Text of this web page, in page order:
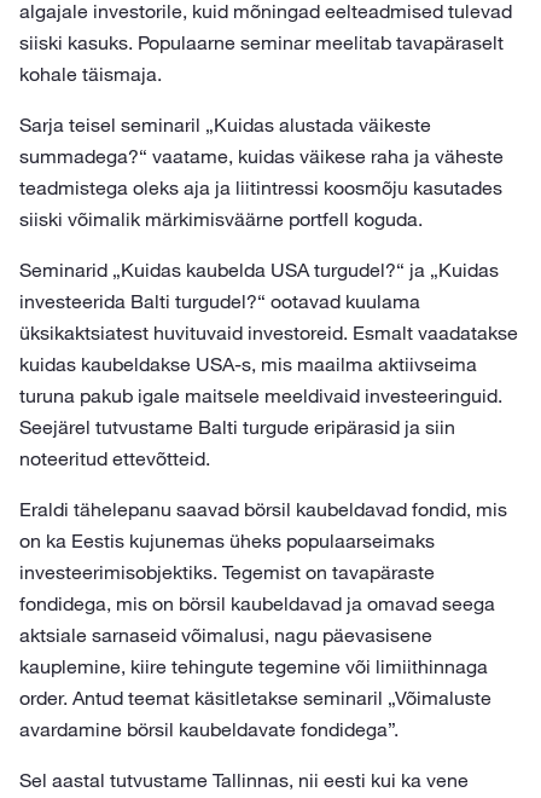
algajale investorile, kuid mõningad eelteadmised tulevad
siiski kasuks. Populaarne seminar meelitab tavapäraselt
kohale täismaja.
Sarja teisel seminaril „Kuidas alustada väikeste
summadega?“ vaatame, kuidas väikese raha ja väheste
teadmistega oleks aja ja liitintressi koosmõju kasutades
siiski võimalik märkimisväärne portfell koguda.
Seminarid „Kuidas kaubelda USA turgudel?“ ja „Kuidas
investeerida Balti turgudel?“ ootavad kuulama
üksikaktsiatest huvituvaid investoreid. Esmalt vaadatakse
kuidas kaubeldakse USA-s, mis maailma aktiivseima
turuna pakub igale maitsele meeldivaid investeeringuid.
Seejärel tutvustame Balti turgude eripärasid ja siin
noteeritud ettevõtteid.
Eraldi tähelepanu saavad börsil kaubeldavad fondid, mis
on ka Eestis kujunemas üheks populaarseimaks
investeerimisobjektiks. Tegemist on tavapäraste
fondidega, mis on börsil kaubeldavad ja omavad seega
aktsiale sarnaseid võimalusi, nagu päevasisene
kauplemine, kiire tehingute tegemine või limiithinnaga
order. Antud teemat käsitletakse seminaril „Võimaluste
avardamine börsil kaubeldavate fondidega”.
Sel aastal tutvustame Tallinnas, nii eesti kui ka vene